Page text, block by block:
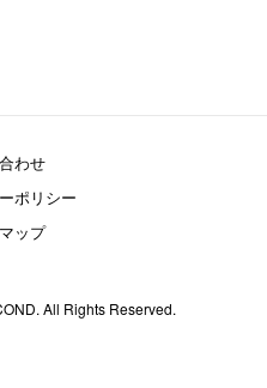
わせ
ポリシー
ップ
All Rights Reserved.